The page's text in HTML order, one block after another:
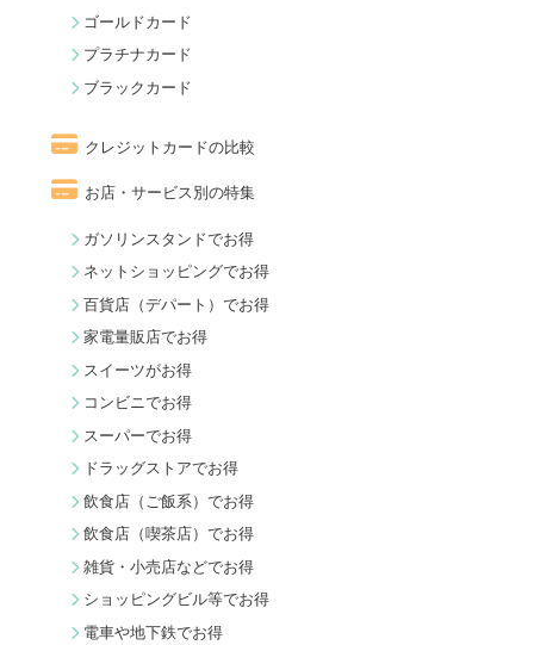
ゴールドカード
プラチナカード
ブラックカード
クレジットカードの比較
お店・サービス別の特集
ガソリンスタンドでお得
ネットショッピングでお得
百貨店（デパート）でお得
家電量販店でお得
スイーツがお得
コンビニでお得
スーパーでお得
ドラッグストアでお得
飲食店（ご飯系）でお得
飲食店（喫茶店）でお得
雑貨・小売店などでお得
ショッピングビル等でお得
電車や地下鉄でお得